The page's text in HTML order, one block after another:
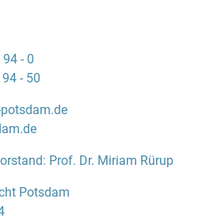
- 0
- 50
Prof. Dr. Miriam Rürup
Potsdam